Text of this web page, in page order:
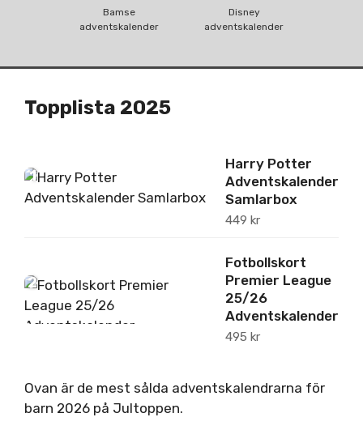
Bamse
adventskalender
Disney
adventskalender
Topplista 2025
1
Harry Potter
Adventskalender
Samlarbox
449 kr
2
Fotbollskort
Premier League
25/26
Adventskalender
495 kr
Ovan är de mest sålda adventskalendrarna för
barn 2026 på Jultoppen.